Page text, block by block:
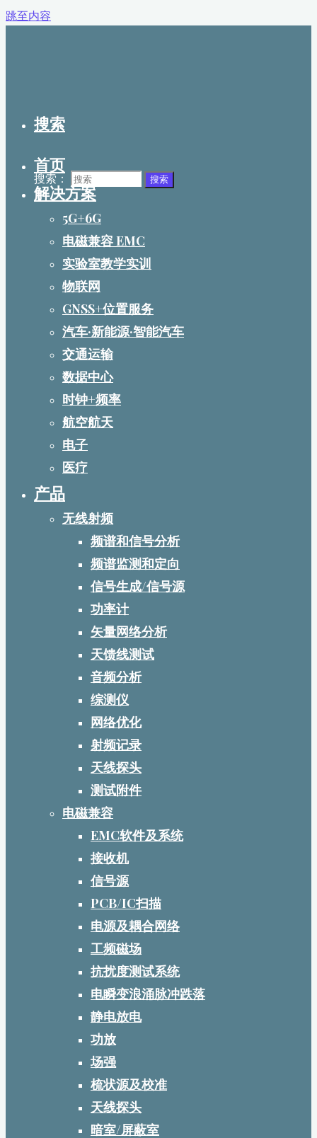
跳至内容
搜索
搜索： 搜索
首页
解决方案
5G+6G
电磁兼容 EMC
实验室教学实训
物联网
GNSS+位置服务
汽车·新能源·智能汽车
交通运输
数据中心
时钟+频率
航空航天
电子
医疗
产品
无线射频
频谱和信号分析
频谱监测和定向
信号生成/信号源
功率计
矢量网络分析
天馈线测试
音频分析
综测仪
网络优化
射频记录
天线探头
测试附件
电磁兼容
EMC软件及系统
接收机
信号源
PCB/IC扫描
电源及耦合网络
工频磁场
抗扰度测试系统
电瞬变浪涌脉冲跌落
静电放电
功放
场强
梳状源及校准
天线探头
暗室/屏蔽室